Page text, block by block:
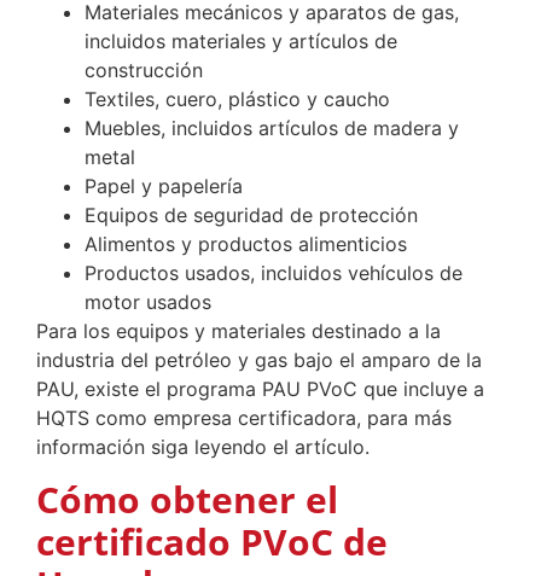
Materiales mecánicos y aparatos de gas,
incluidos materiales y artículos de
construcción
Textiles, cuero, plástico y caucho
Muebles, incluidos artículos de madera y
metal
Papel y papelería
Equipos de seguridad de protección
Alimentos y productos alimenticios
Productos usados, incluidos vehículos de
motor usados
Para los equipos y materiales destinado a la
industria del petróleo y gas bajo el amparo de la
PAU, existe el programa PAU PVoC que incluye a
HQTS como empresa certificadora, para más
información siga leyendo el artículo.
Cómo obtener el
certificado PVoC de